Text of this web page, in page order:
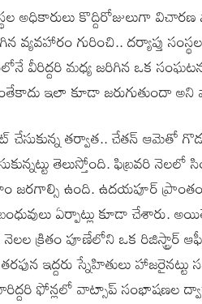
అధికారులు కొద్దిరోజులుగా
వ్యవహారం గురించి.. దర్యాప్తు
వీరిద్దరి మధ్య జరిగిన ఒక సంఘటన
ఇలా కూడా జరుగుతుందా
తర్వాత.. చేతన్ ఆమెతో
తెలుస్తోంది. ఫిబ్రవరి
జరగాల్సి ఉంది. ఉదయపూర్
ఏర్పాట్లు కూడా చేశారు.
క్రితం పూణేలోని ఒక రిజిస్ట్రార్
ఇద్దరు స్నేహితులు
ఫోన్లలో వాట్సాప్ సంభాషణల